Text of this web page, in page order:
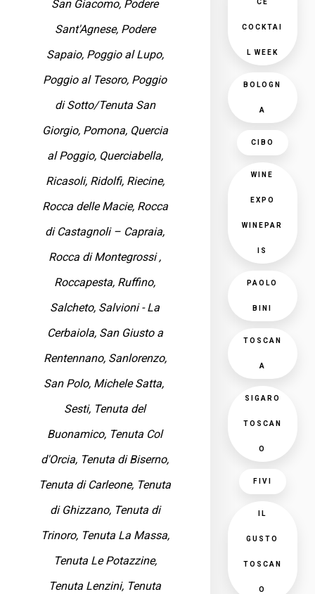
San Giacomo, Podere
Sant'Agnese, Podere
Sapaio, Poggio al Lupo,
Poggio al Tesoro, Poggio
di Sotto/Tenuta San
Giorgio, Pomona, Quercia
al Poggio, Querciabella,
Ricasoli, Ridolfi, Riecine,
Rocca delle Macie, Rocca
di Castagnoli – Capraia,
Rocca di Montegrossi ,
Roccapesta, Ruffino,
Salcheto, Salvioni - La
Cerbaiola, San Giusto a
Rentennano, Sanlorenzo,
San Polo, Michele Satta,
Sesti, Tenuta del
Buonamico, Tenuta Col
d'Orcia, Tenuta di Biserno,
Tenuta di Carleone, Tenuta
di Ghizzano, Tenuta di
Trinoro, Tenuta La Massa,
Tenuta Le Potazzine,
Tenuta Lenzini, Tenuta
CE
COCKTAI
L WEEK
BOLOGN
A
CIBO
WINE
EXPO
WINEPAR
IS
PAOLO
BINI
TOSCAN
A
SIGARO
TOSCAN
O
FIVI
IL
GUSTO
TOSCAN
O